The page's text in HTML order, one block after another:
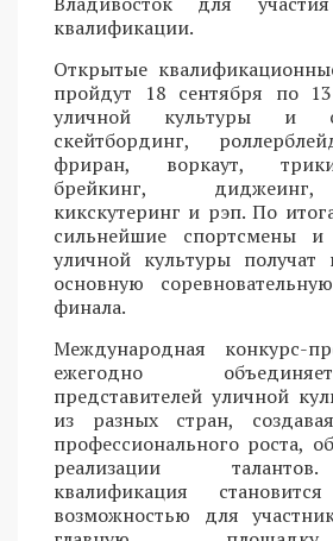
квалификации.
Открытые
пройдут 18 сентября по
уличной культуры и
скейтбординг,
фриран, воркаут,
брейкинг,
кикскутеринг и рэп. По
сильнейшие спортсмены и
уличной культуры
основную
финала.
Международная конкурс-
ежегодно
представителей уличной
из разных стран,
профессионального роста,
реализации
квалификация
возможностью для